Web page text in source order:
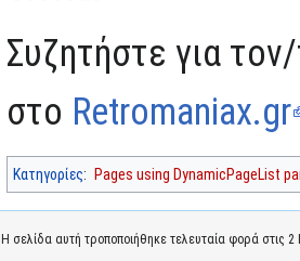
Συζητήστε για
στο Retromaniax.gr
Κατηγορίες: Pages using DynamicPageList
Η σελίδα αυτή τροποποιήθηκε τελευταία φορά στις 2